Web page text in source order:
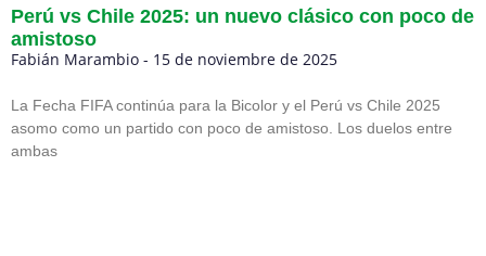
Perú vs Chile 2025: un nuevo clásico con poco de
amistoso
Fabián Marambio 15 de noviembre de 2025
La Fecha FIFA continúa para la Bicolor y el Perú vs Chile 2025
asomo como un partido con poco de amistoso. Los duelos entre
ambas